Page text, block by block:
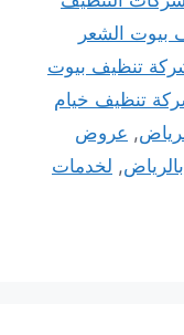
بيوت الشعر
تنظيف بيوت
تنظيف خيام
, عروض
, لخدمات